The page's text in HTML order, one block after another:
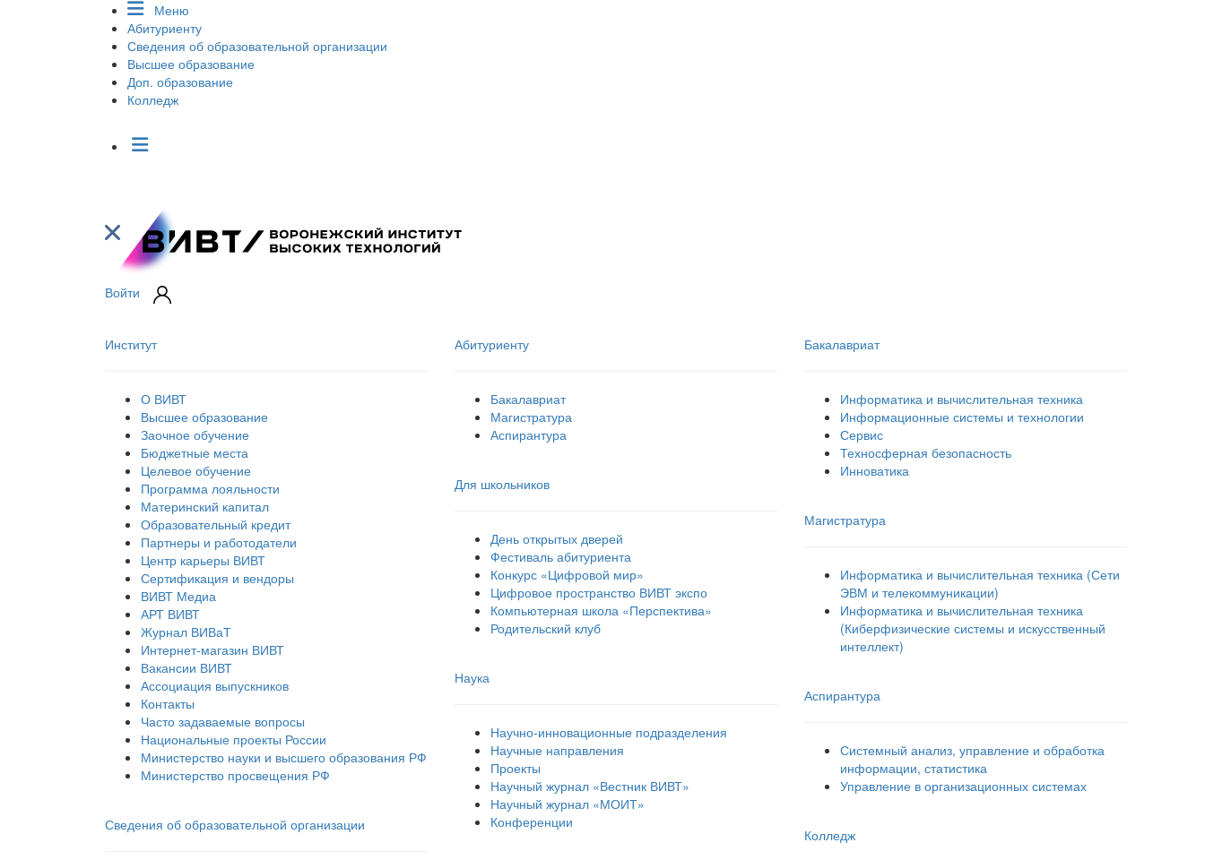
Меню
Абитуриенту
Сведения об образовательной организации
Высшее образование
Доп. образование
Колледж
Войти
Институт
О ВИВТ
Высшее образование
Заочное обучение
Бюджетные места
Целевое обучение
Программа лояльности
Материнский капитал
Образовательный кредит
Партнеры и работодатели
Центр карьеры ВИВТ
Сертификация и вендоры
ВИВТ Медиа
АРТ ВИВТ
Журнал ВИВаТ
Интернет-магазин ВИВТ
Вакансии ВИВТ
Ассоциация выпускников
Контакты
Часто задаваемые вопросы
Национальные проекты России
Министерство науки и высшего образования РФ
Министерство просвещения РФ
Сведения об образовательной организации
Абитуриенту
Бакалавриат
Магистратура
Аспирантура
Для школьников
День открытых дверей
Фестиваль абитуриента
Конкурс «Цифровой мир»
Цифровое пространство ВИВТ экспо
Компьютерная школа «Перспектива»
Родительский клуб
Наука
Научно-инновационные подразделения
Научные направления
Проекты
Научный журнал «Вестник ВИВТ»
Научный журнал «МОИТ»
Конференции
Бакалавриат
Информатика и вычислительная техника
Информационные системы и технологии
Сервис
Техносферная безопасность
Инноватика
Магистратура
Информатика и вычислительная техника (Сети
ЭВМ и телекоммуникации)
Информатика и вычислительная техника
(Киберфизические системы и искусственный
интеллект)
Аспирантура
Системный анализ, управление и обработка
информации, статистика
Управление в организационных системах
Колледж